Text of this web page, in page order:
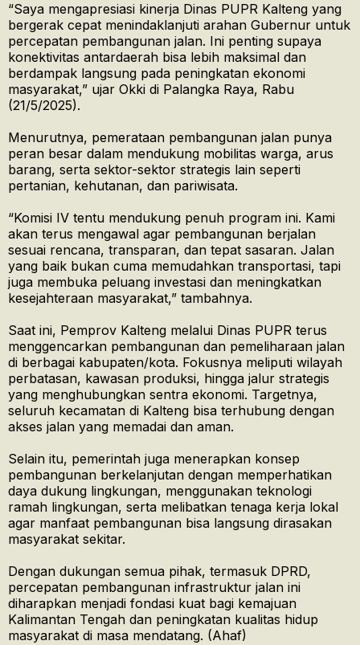
“Saya mengapresiasi kinerja Dinas PUPR Kalteng yang
bergerak cepat menindaklanjuti arahan Gubernur untuk
percepatan pembangunan jalan. Ini penting supaya
konektivitas antardaerah bisa lebih maksimal dan
berdampak langsung pada peningkatan ekonomi
masyarakat,” ujar Okki di Palangka Raya, Rabu
(21/5/2025).
Menurutnya, pemerataan pembangunan jalan punya
peran besar dalam mendukung mobilitas warga, arus
barang, serta sektor-sektor strategis lain seperti
pertanian, kehutanan, dan pariwisata.
“Komisi IV tentu mendukung penuh program ini. Kami
akan terus mengawal agar pembangunan berjalan
sesuai rencana, transparan, dan tepat sasaran. Jalan
yang baik bukan cuma memudahkan transportasi, tapi
juga membuka peluang investasi dan meningkatkan
kesejahteraan masyarakat,” tambahnya.
Saat ini, Pemprov Kalteng melalui Dinas PUPR terus
menggencarkan pembangunan dan pemeliharaan jalan
di berbagai kabupaten/kota. Fokusnya meliputi wilayah
perbatasan, kawasan produksi, hingga jalur strategis
yang menghubungkan sentra ekonomi. Targetnya,
seluruh kecamatan di Kalteng bisa terhubung dengan
akses jalan yang memadai dan aman.
Selain itu, pemerintah juga menerapkan konsep
pembangunan berkelanjutan dengan memperhatikan
daya dukung lingkungan, menggunakan teknologi
ramah lingkungan, serta melibatkan tenaga kerja lokal
agar manfaat pembangunan bisa langsung dirasakan
masyarakat sekitar.
Dengan dukungan semua pihak, termasuk DPRD,
percepatan pembangunan infrastruktur jalan ini
diharapkan menjadi fondasi kuat bagi kemajuan
Kalimantan Tengah dan peningkatan kualitas hidup
masyarakat di masa mendatang. (Ahaf)